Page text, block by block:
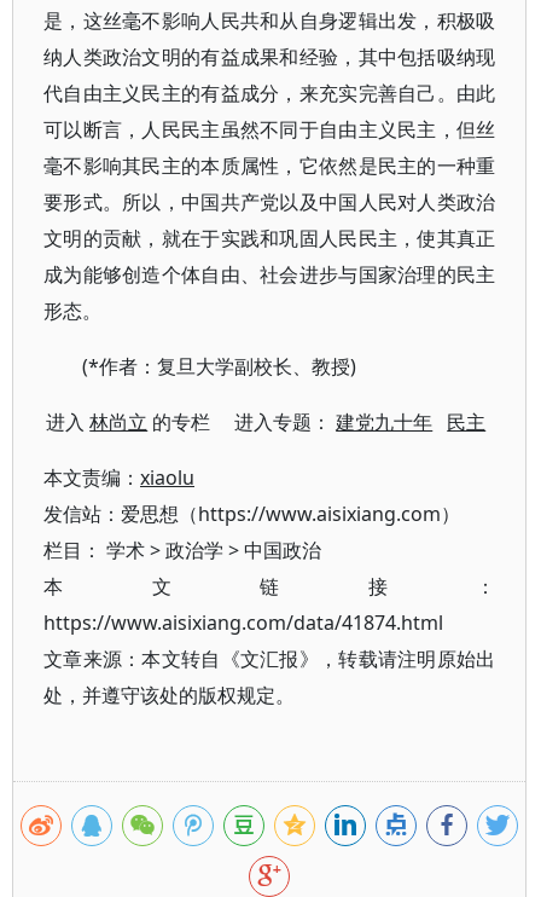
是，这丝毫不影响人民共和从自身逻辑出发，积极吸
纳人类政治文明的有益成果和经验，其中包括吸纳现
代自由主义民主的有益成分，来充实完善自己。由此
可以断言，人民民主虽然不同于自由主义民主，但丝
毫不影响其民主的本质属性，它依然是民主的一种重
要形式。所以，中国共产党以及中国人民对人类政治
文明的贡献，就在于实践和巩固人民民主，使其真正
成为能够创造个体自由、社会进步与国家治理的民主
形态。
(*作者：复旦大学副校长、教授)
进入林尚立 的专栏 进入专题：建党九十年 民主
本文责编： xiaolu
发信站：爱思想（https://www.aisixiang.com）
栏目： 学术>政治学 >中国政治
本文链接：
https://www.aisixiang.com/data/41874.html
文章来源：本文转自《文汇报》，转载请注明原始出
处，并遵守该处的版权规定。